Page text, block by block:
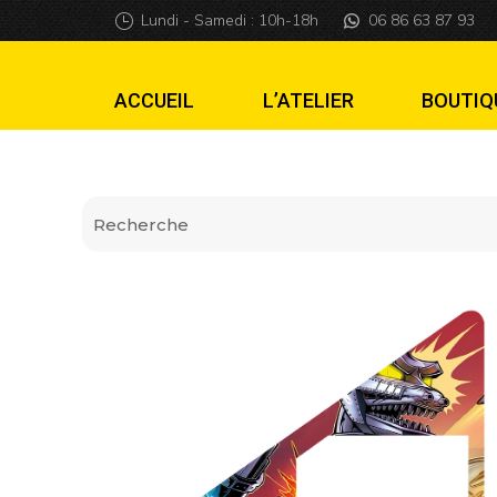
Insider premium
Lundi - Samedi : 10h-18h 06 86 63 87 93
ACCUEIL L’ATELIER